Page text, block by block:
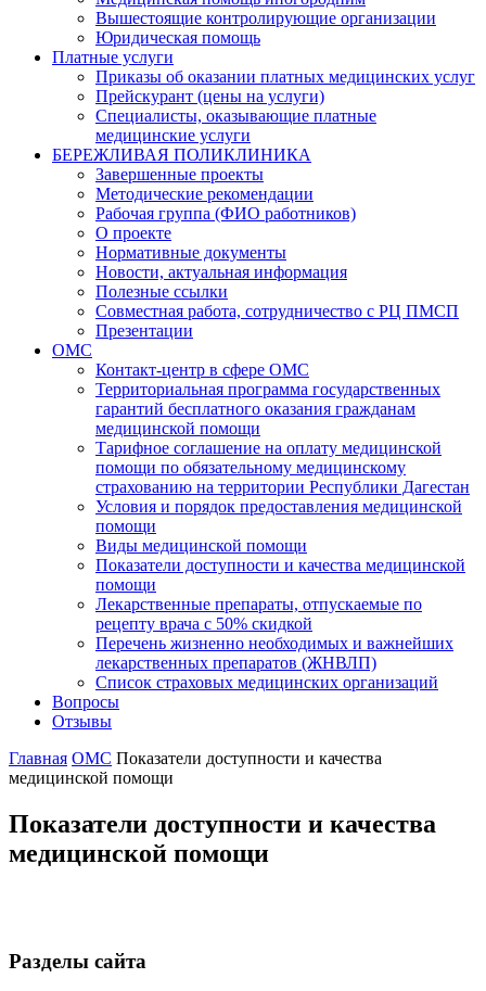
Вышестоящие контролирующие организации
Юридическая помощь
Платные услуги
Приказы об оказании платных медицинских услуг
Прейскурант (цены на услуги)
Специалисты, оказывающие платные
медицинские услуги
БЕРЕЖЛИВАЯ ПОЛИКЛИНИКА
Завершенные проекты
Методические рекомендации
Рабочая группа (ФИО работников)
О проекте
Нормативные документы
Новости, актуальная информация
Полезные ссылки
Совместная работа, сотрудничество с РЦ ПМСП
Презентации
ОМС
Контакт-центр в сфере ОМС
Территориальная программа государственных
гарантий бесплатного оказания гражданам
медицинской помощи
Тарифное соглашение на оплату медицинской
помощи по обязательному медицинскому
страхованию на территории Республики Дагестан
Условия и порядок предоставления медицинской
помощи
Виды медицинской помощи
Показатели доступности и качества медицинской
помощи
Лекарственные препараты, отпускаемые по
рецепту врача с 50% скидкой
Перечень жизненно необходимых и важнейших
лекарственных препаратов (ЖНВЛП)
Список страховых медицинских организаций
Вопросы
Отзывы
Главная ОМС Показатели доступности и качества
медицинской помощи
Показатели доступности и качества
медицинской помощи
Разделы сайта